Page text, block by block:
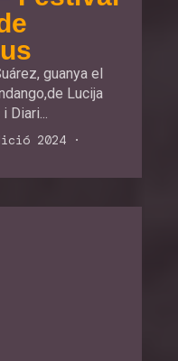
guanya el
Lucija
Diari...
2024 ·